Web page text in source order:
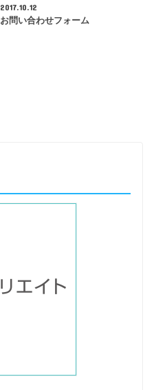
2017.10.12
お問い合わせフォーム